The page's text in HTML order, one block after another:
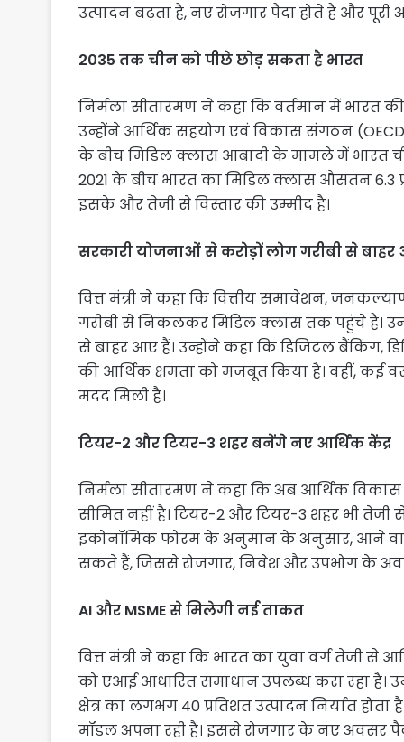
उत्पादन बढ़ता है, नए रोजगार पैदा होते हैं और पूरी
2035 तक चीन को पीछे छोड़ सकता है भारत
निर्मला सीतारमण ने कहा कि वर्तमान में भारत
उन्होंने आर्थिक सहयोग एवं विकास संगठन
के बीच मिडिल क्लास आबादी के मामले में भारत
2021 के बीच भारत का मिडिल क्लास औसतन 6.3
इसके और तेजी से विस्तार की उम्मीद है।
सरकारी योजनाओं से करोड़ों लोग गरीबी से
वित्त मंत्री ने कहा कि वित्तीय समावेशन,
गरीबी से निकलकर मिडिल क्लास तक पहुंचे हैं।
से बाहर आए हैं। उन्होंने कहा कि डिजिटल बैंकिंग,
की आर्थिक क्षमता को मजबूत किया है। वहीं, कई
मदद मिली है।
टियर-2 और टियर-3 शहर बनेंगे नए आर्थिक केंद्र
निर्मला सीतारमण ने कहा कि अब आर्थिक
सीमित नहीं है। टियर-2 और टियर-3 शहर भी
इकोनॉमिक फोरम के अनुमान के अनुसार, आने
सकते हैं, जिससे रोजगार, निवेश और उपभोग के
AI और MSME से मिलेगी नई ताकत
वित्त मंत्री ने कहा कि भारत का युवा वर्ग तेजी से
को एआई आधारित समाधान उपलब्ध करा रहा है।
क्षेत्र का लगभग 40 प्रतिशत उत्पादन निर्यात
मॉडल अपना रही हैं। इससे रोजगार के नए अवसर